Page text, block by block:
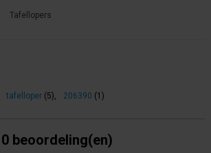
Tafellopers
tafelloper (5), 206390 (1)
0 beoordeling(en)